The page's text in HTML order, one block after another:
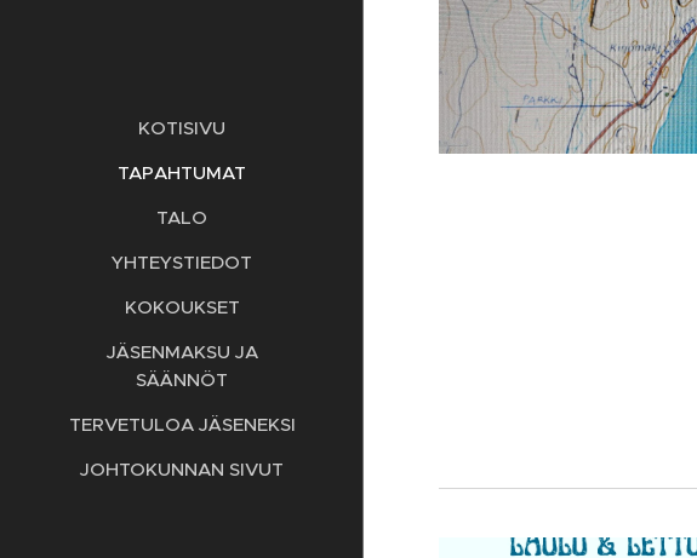
KOTISIVU
TAPAHTUMAT
TALO
YHTEYSTIEDOT
KOKOUKSET
JÄSENMAKSU JA
SÄÄNNÖT
TERVETULOA JÄSENEKSI
JOHTOKUNNAN SIVUT